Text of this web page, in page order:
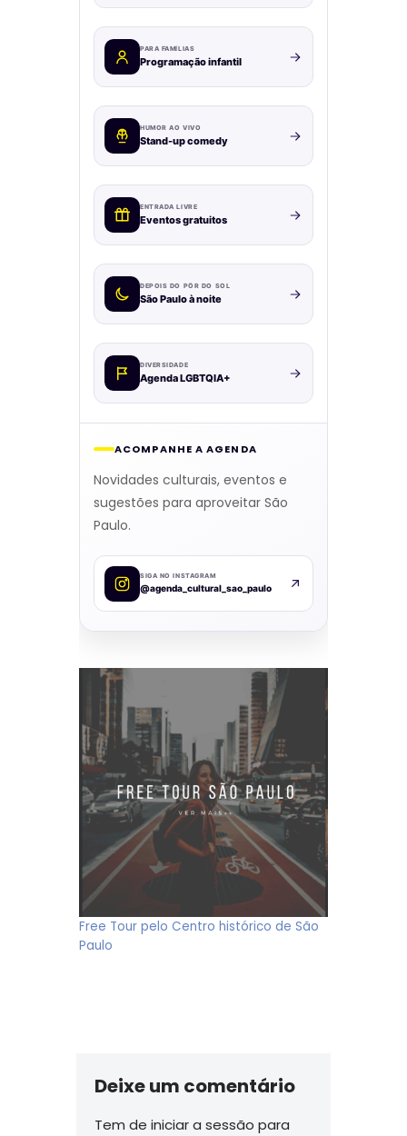
PARA FAMÍLIAS
Programação infantil
HUMOR AO VIVO
Stand-up comedy
ENTRADA LIVRE
Eventos gratuitos
DEPOIS DO PÔR DO SOL
São Paulo à noite
DIVERSIDADE
Agenda LGBTQIA+
ACOMPANHE A AGENDA
Novidades culturais, eventos e
sugestões para aproveitar São
Paulo.
SIGA NO INSTAGRAM
@agenda_cultural_sao_paulo
Free Tour pelo Centro histórico de São
Paulo
Deixe um comentário
Tem de iniciar a sessão para